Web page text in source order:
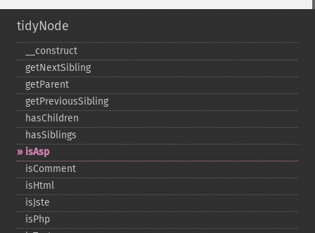
tidyNode
_​_​construct
getNextSibling
getParent
getPreviousSibling
hasChildren
hasSiblings
isAsp
isComment
isHtml
isJste
isPhp